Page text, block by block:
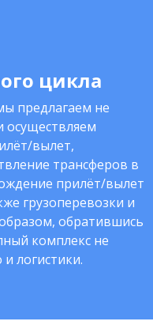
цикла
предлагаем не
осуществляем
вылет,
трансферов в
прилёт/вылет
грузоперевозки и
обратившись
комплекс не
и логистики.